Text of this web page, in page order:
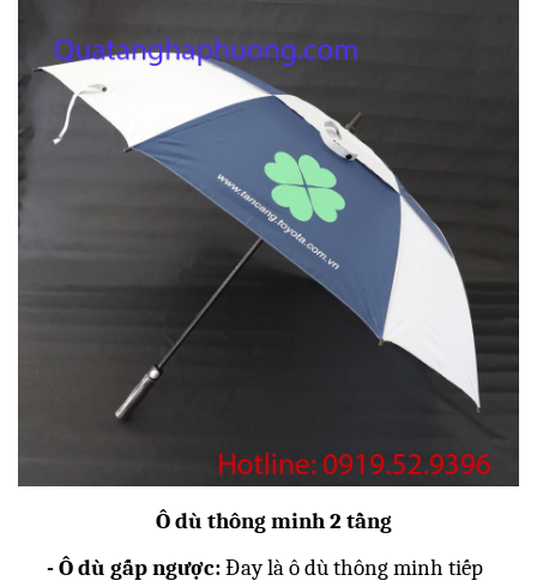
Ô dù thông minh 2 tầng
- Ô dù gấp ngược:Đay là ô dù thông minh tiếp